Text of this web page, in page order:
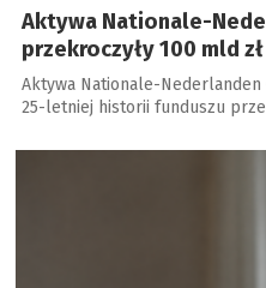
Aktywa Nationale-
przekroczyły 100 mld zł
Aktywa Nationale-Nederlanden
25-letniej historii funduszu
a